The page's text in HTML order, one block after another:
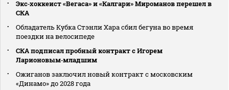
Экс‑хоккеист «Вегаса» и «Калгари» Мироманов перешел в
СКА
Обладатель Кубка Стэнли Хара сбил бегуна во время
поездки на велосипеде
СКА подписал пробный контракт с Игорем
Ларионовым‑младшим
Ожиганов заключил новый контракт с московским
«Динамо» до 2028 года